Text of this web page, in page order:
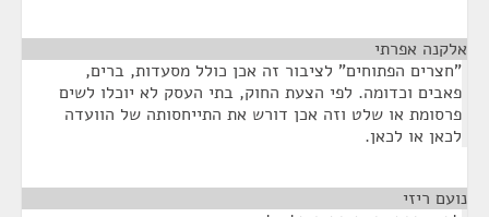
אלקנה אפרתי
"חצרים הפתוחים" לציבור זה אכן כולל מסעדות, ברים,
פאבים וכדומה. לפי הצעת החוק, בתי העסק לא יוכלו לשים
פרסומת או שלט וזה אכן דורש את התייחסותה של הוועדה
לכאן או לכאן.
נועם ריזי